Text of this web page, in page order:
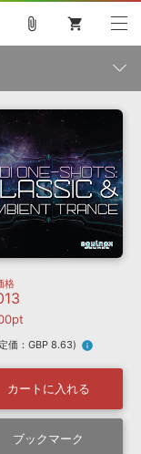
音楽カード
楽曲配信流通 サービス
無償のサウンド管理ソフト
V4X
MEIKO V3
SPITFIRE AUDIO
センスフリーBGM
し
DUBSTEP
ROUTER.FM
果音
attach_file shopping_cart
格
価：GBP 8.63) info
カートに入れる
ブックマーク